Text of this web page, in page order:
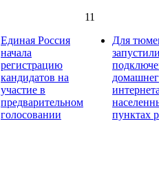
Единая Россия
начала
регистрацию
кандидатов на
участие в
предварительном
голосовании
11
Для
пунктах